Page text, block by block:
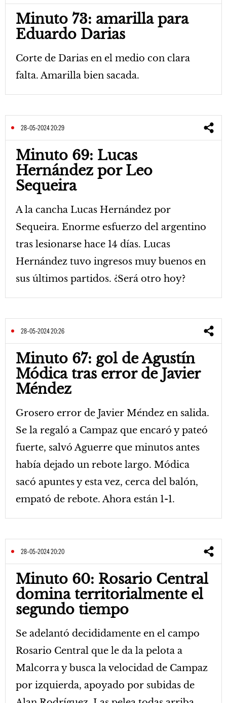
Minuto 73: amarilla para
Eduardo Darias
Corte de Darias en el medio con clara
falta. Amarilla bien sacada.
28-05-2024 20:29
Minuto 69: Lucas
Hernández por Leo
Sequeira
A la cancha Lucas Hernández por
Sequeira. Enorme esfuerzo del argentino
tras lesionarse hace 14 días. Lucas
Hernández tuvo ingresos muy buenos en
sus últimos partidos. ¿Será otro hoy?
28-05-2024 20:26
Minuto 67: gol de Agustín
Módica tras error de Javier
Méndez
Grosero error de Javier Méndez en salida.
Se la regaló a Campaz que encaró y pateó
fuerte, salvó Aguerre que minutos antes
había dejado un rebote largo. Módica
sacó apuntes y esta vez, cerca del balón,
empató de rebote. Ahora están 1-1.
28-05-2024 20:20
Minuto 60: Rosario Central
domina territorialmente el
segundo tiempo
Se adelantó decididamente en el campo
Rosario Central que le da la pelota a
Malcorra y busca la velocidad de Campaz
por izquierda, apoyado por subidas de